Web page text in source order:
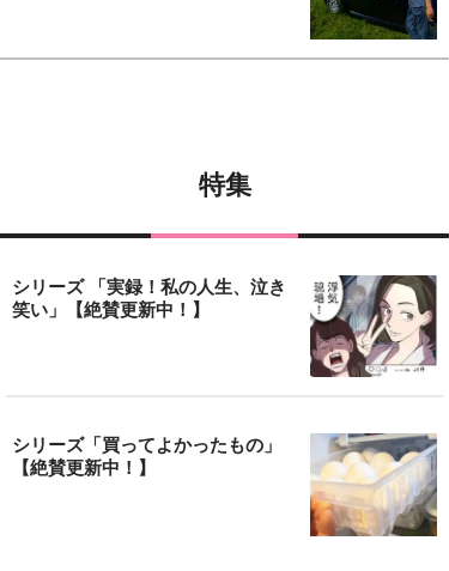
特集
シリーズ 「実録！私の人生、泣き
笑い」【絶賛更新中！】
シリーズ「買ってよかったもの」
【絶賛更新中！】